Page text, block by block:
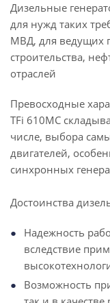
Дизельные
для нужд таких
МВД, для ведущих
строительства,
отраслей
Превосходные
TFi 610MC
числе, выбора
двигателей,
синхронных
Достоинства
Надежность
вследствие
Возможность